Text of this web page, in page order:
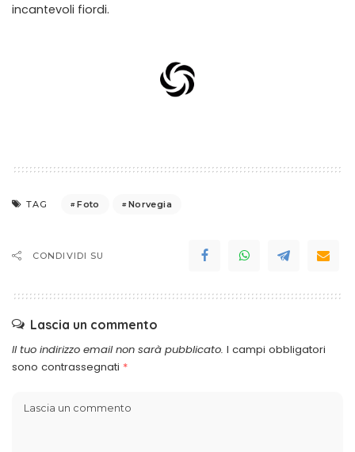
incantevoli fiordi.
TAG Foto Norvegia
CONDIVIDI SU
Lascia un commento
Il tuo indirizzo email non sarà pubblicato. I campi obbligatori
sono contrassegnati *